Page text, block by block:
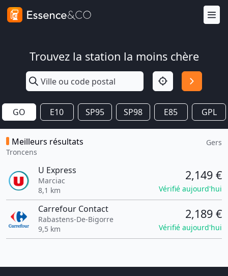
Trouvez la station la moins chère
GO E10 SP95 SP98 E85 GPL
Meilleurs résultats
Troncens
Gers
U Express
Marciac
8,1 km
2,149 €
Vérifié aujourd'hui
Carrefour Contact
Rabastens-De-Bigorre
9,5 km
2,189 €
Vérifié aujourd'hui